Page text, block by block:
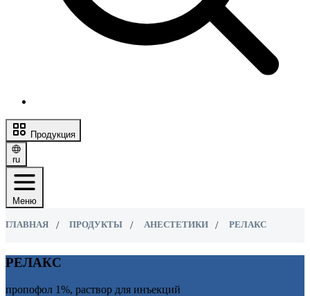
Продукция
ru
Меню
ГЛАВНАЯ ПРОДУКТЫ АНЕСТЕТИКИ РЕЛАКС
РЕЛАКС
пропофол 1%, раствор для инъекций